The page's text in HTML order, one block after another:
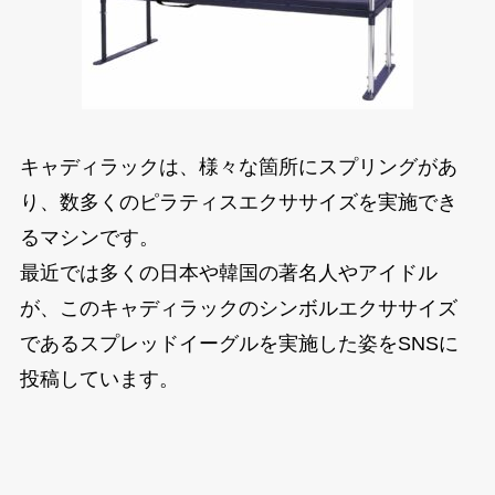
キャディラックは、様々な箇所にスプリングがあ
り、数多くのピラティスエクササイズを実施でき
るマシンです。
最近では多くの日本や韓国の著名人やアイドル
が、このキャディラックのシンボルエクササイズ
であるスプレッドイーグルを実施した姿をSNSに
投稿しています。